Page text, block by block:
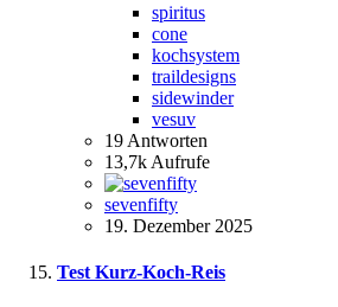
spiritus
cone
kochsystem
traildesigns
sidewinder
vesuv
19 Antworten
13,7k Aufrufe
sevenfifty
19. Dezember 2025
Test Kurz-Koch-Reis